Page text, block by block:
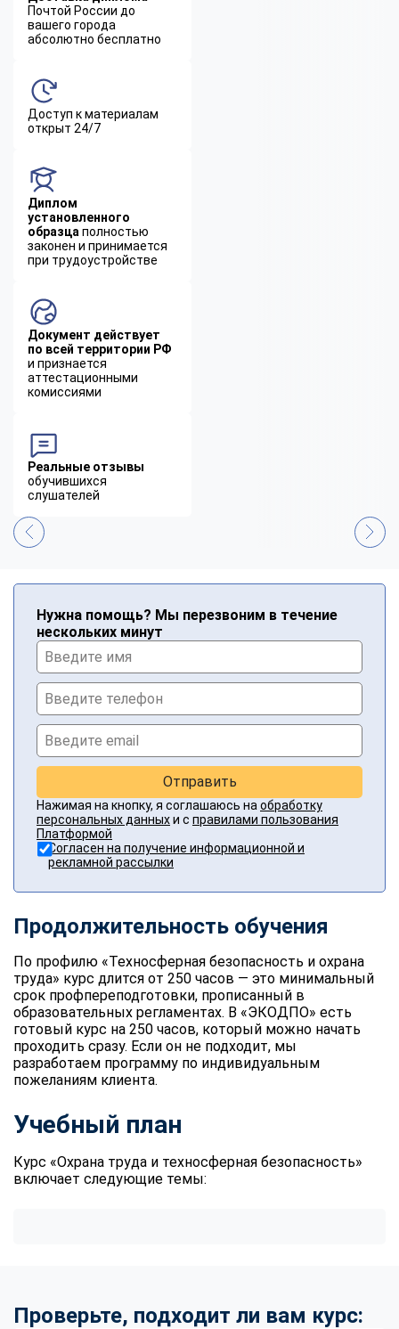
Почтой России до
вашего города
абсолютно бесплатно
Доступ к материалам
открыт 24/7
Диплом
установленного
образца полностью
законен и принимается
при трудоустройстве
Документ действует
по всей территории РФ
и признается
аттестационными
комиссиями
Реальные отзывы
обучившихся
слушателей
Нужна помощь? Мы перезвоним в течение
нескольких минут
Отправить
Нажимая на кнопку, я соглашаюсь на обработку
персональных данныхи с правилами пользования
Платформой
Согласен на получение информационной и
рекламной рассылки
Продолжительность обучения
По профилю «Техносферная безопасность и охрана
труда» курс длится от 250 часов — это минимальный
срок профпереподготовки, прописанный в
образовательных регламентах. В «ЭКОДПО» есть
готовый курс на 250 часов, который можно начать
проходить сразу. Если он не подходит, мы
разработаем программу по индивидуальным
пожеланиям клиента.
Учебный план
Курс «Охрана труда и техносферная безопасность»
включает следующие темы:
Проверьте, подходит ли вам курс: